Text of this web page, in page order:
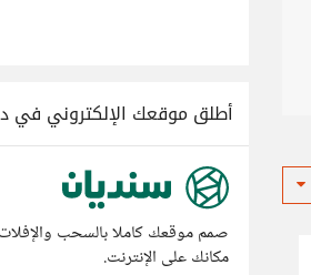
أطلق موقعك الإلكتروني في
صمم موقعك كاملا بالسحب
مكانك على الإنترنت.